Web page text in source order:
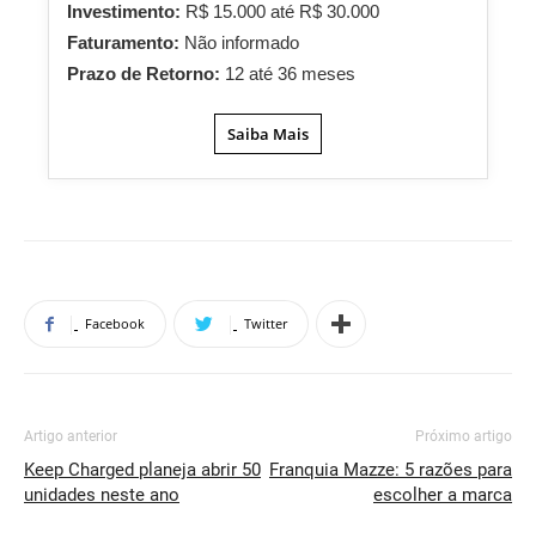
Investimento: R$ 15.000 até R$ 30.000
Faturamento: Não informado
Prazo de Retorno: 12 até 36 meses
Saiba Mais
Facebook Twitter
Artigo anterior
Keep Charged planeja abrir 50
unidades neste ano
Próximo artigo
Franquia Mazze: 5 razões para
escolher a marca